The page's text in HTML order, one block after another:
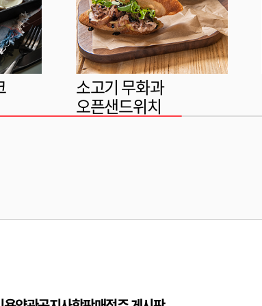
소고기 무화과
오픈샌드위치